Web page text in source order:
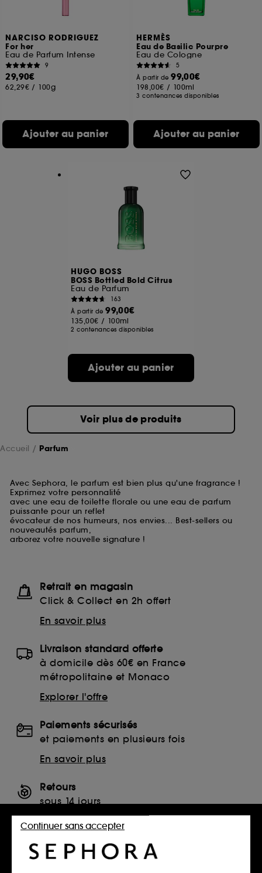
NARCISO RODRIGUEZ
For her
Eau de Parfum Intense
9
29,90€
62,29€ / 100g
Ajouter au panier
HERMÈS
Eau de Basilic Pourpre
Eau de Cologne
5
À partir de99,00€
198,00€ / 100ml
3 contenances disponibles
Ajouter au panier
HUGO BOSS
BOSS Bottled Bold Citrus
Eau de Parfum
163
À partir de99,00€
135,00€ / 100ml
2 contenances disponibles
Ajouter au panier
Voir plus de produits
Accueil Parfum
Avec Sephora, le parfum est bien plus qu'une fragrance !
Exprimez votre personnalité
avec une eau de toilette florale ou une eau de parfum
puissante pour un reflet
évocateur de nos humeurs, nos envies... Best-sellers ou
nouveautés parfum,
arborez votre nouvelle signature !
Retrait en magasin
Click & Collect en 2h offert
En savoir plus
Livraison standard offerte
à domicile dès 60€ en France
métropolitaine et Monaco
Explorer l'offre
Paiements sécurisés
et paiements en plusieurs fois
En savoir plus
Retours
sous 14 jours
Retourner mon article
SERVICES, CONTACT ET CONDITIONS DES OFFRES
Continuer sans accepter